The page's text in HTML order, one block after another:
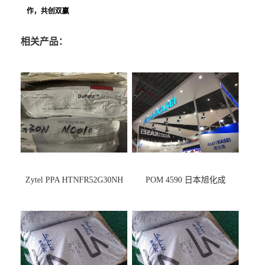
作，共创双赢
相关产品：
Zytel PPA HTNFR52G30NH POM 4590 日本旭化成